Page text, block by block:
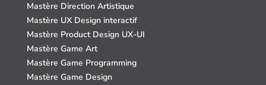
Mastère Direction Artistique
Mastère UX Design interactif
Mastère Product Design UX-UI
Mastère Game Art
Mastère Game Programming
Mastère Game Design